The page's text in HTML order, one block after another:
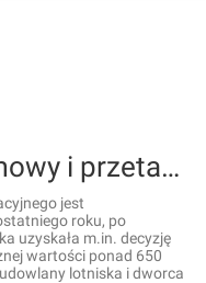
Budowy, projekty, umowy i przetargi. Co się dzieje w projekcie CPK? [RAPORT]
jest
roku, po
uzyskała m.in. decyzję
wartości ponad 650
lotniska i dworca